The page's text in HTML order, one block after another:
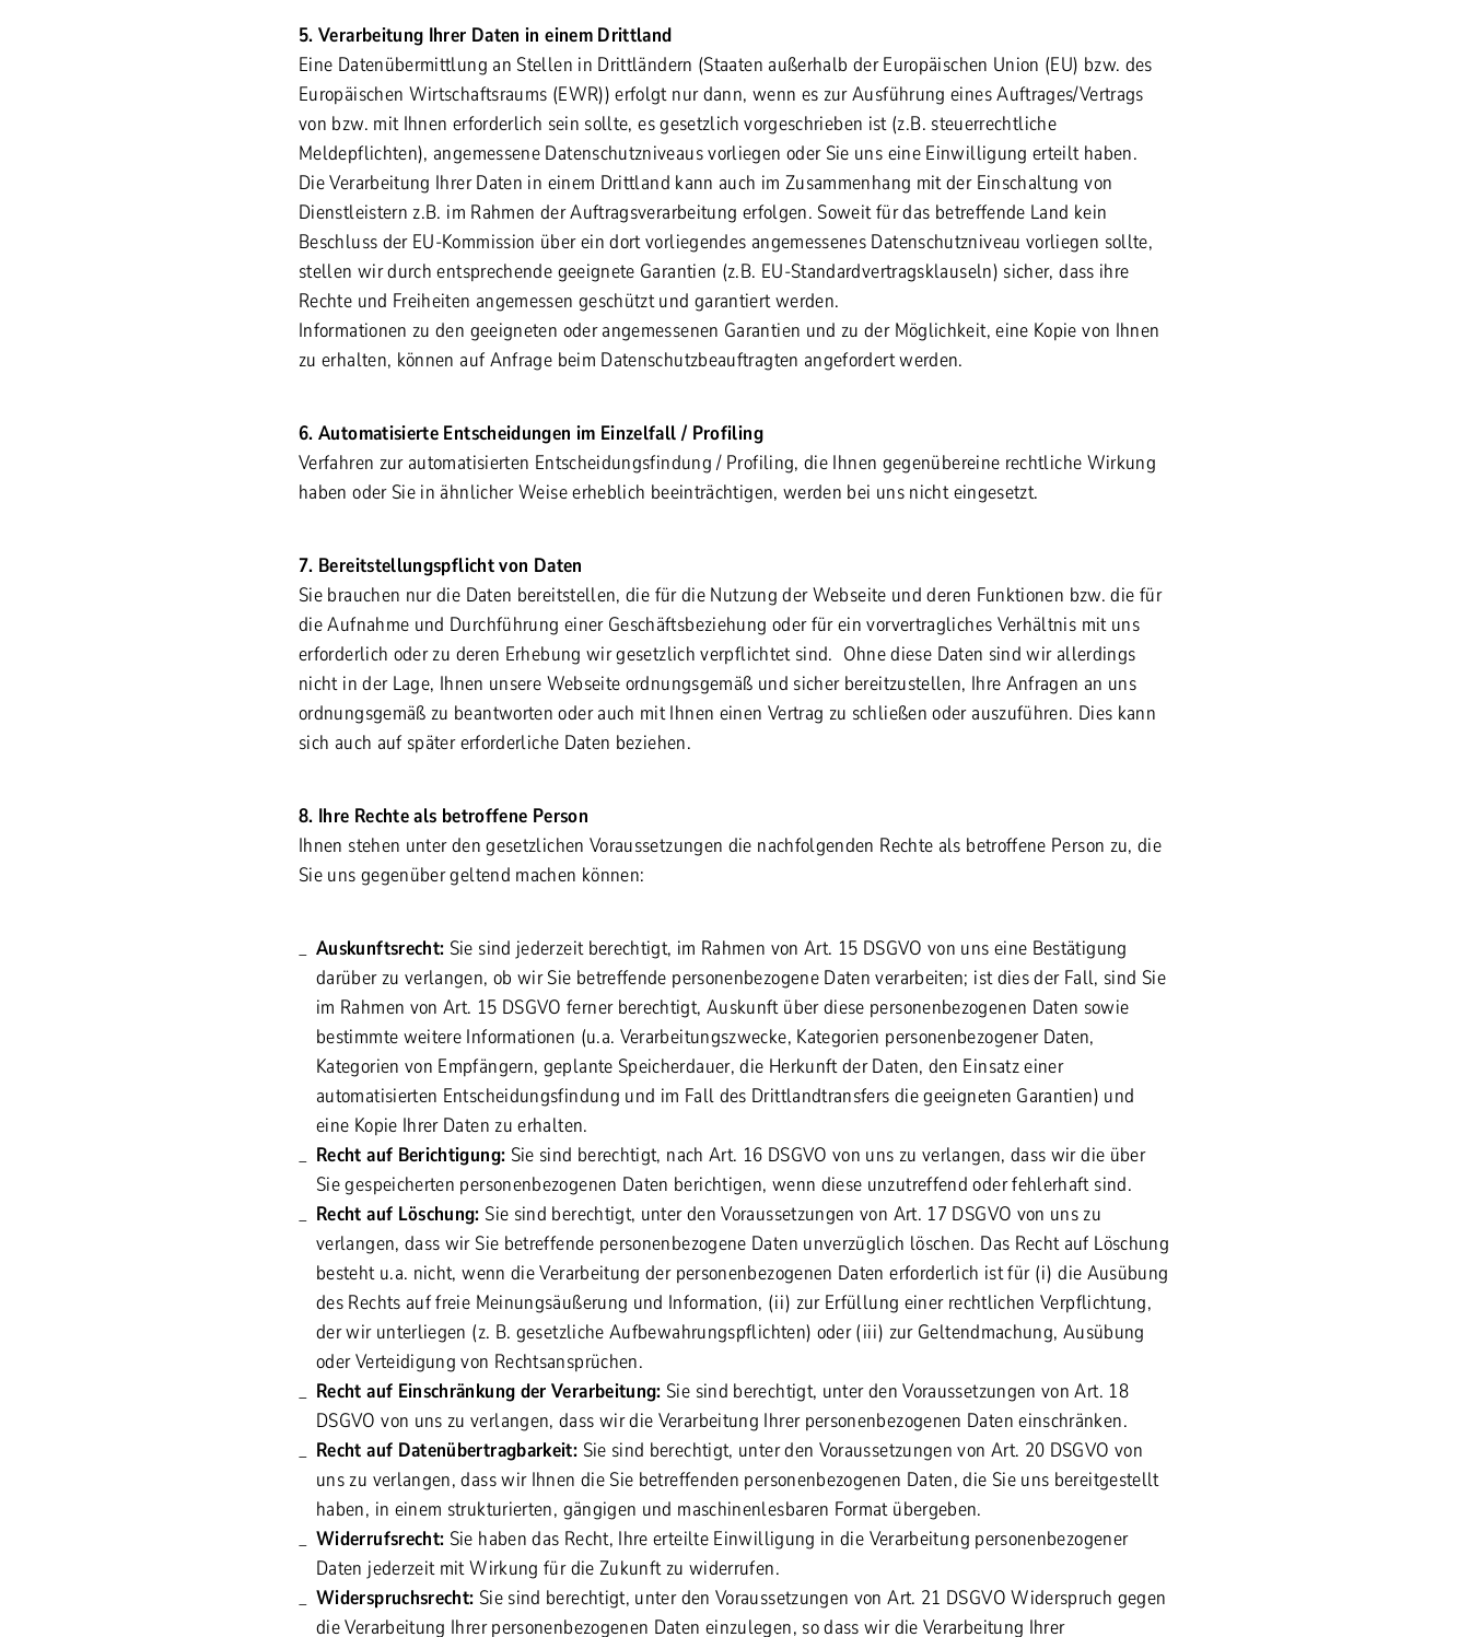
5. Verarbeitung Ihrer Daten in einem Drittland
Eine Datenübermittlung an Stellen in Drittländern (Staaten außerhalb der Europäischen Union (EU) bzw. des
Europäischen Wirtschaftsraums (EWR)) erfolgt nur dann, wenn es zur Ausführung eines Auftrages/Vertrags
von bzw. mit Ihnen erforderlich sein sollte, es gesetzlich vorgeschrieben ist (z.B. steuerrechtliche
Meldepflichten), angemessene Datenschutzniveaus vorliegen oder Sie uns eine Einwilligung erteilt haben.
Die Verarbeitung Ihrer Daten in einem Drittland kann auch im Zusammenhang mit der Einschaltung von
Dienstleistern z.B. im Rahmen der Auftragsverarbeitung erfolgen. Soweit für das betreffende Land kein
Beschluss der EU-Kommission über ein dort vorliegendes angemessenes Datenschutzniveau vorliegen sollte,
stellen wir durch entsprechende geeignete Garantien (z.B. EU-Standardvertragsklauseln) sicher, dass ihre
Rechte und Freiheiten angemessen geschützt und garantiert werden.
Informationen zu den geeigneten oder angemessenen Garantien und zu der Möglichkeit, eine Kopie von Ihnen
zu erhalten, können auf Anfrage beim Datenschutzbeauftragten angefordert werden.
6. Automatisierte Entscheidungen im Einzelfall / Profiling
Verfahren zur automatisierten Entscheidungsfindung / Profiling, die Ihnen gegenübereine rechtliche Wirkung
haben oder Sie in ähnlicher Weise erheblich beeinträchtigen, werden bei uns nicht eingesetzt.
7. Bereitstellungspflicht von Daten
Sie brauchen nur die Daten bereitstellen, die für die Nutzung der Webseite und deren Funktionen bzw. die für
die Aufnahme und Durchführung einer Geschäftsbeziehung oder für ein vorvertragliches Verhältnis mit uns
erforderlich oder zu deren Erhebung wir gesetzlich verpflichtet sind. Ohne diese Daten sind wir allerdings
nicht in der Lage, Ihnen unsere Webseite ordnungsgemäß und sicher bereitzustellen, Ihre Anfragen an uns
ordnungsgemäß zu beantworten oder auch mit Ihnen einen Vertrag zu schließen oder auszuführen. Dies kann
sich auch auf später erforderliche Daten beziehen.
8. Ihre Rechte als betroffene Person
Ihnen stehen unter den gesetzlichen Voraussetzungen die nachfolgenden Rechte als betroffene Person zu, die
Sie uns gegenüber geltend machen können:
Auskunftsrecht: Sie sind jederzeit berechtigt, im Rahmen von Art. 15 DSGVO von uns eine Bestätigung
darüber zu verlangen, ob wir Sie betreffende personenbezogene Daten verarbeiten; ist dies der Fall, sind Sie
im Rahmen von Art. 15 DSGVO ferner berechtigt, Auskunft über diese personenbezogenen Daten sowie
bestimmte weitere Informationen (u.a. Verarbeitungszwecke, Kategorien personenbezogener Daten,
Kategorien von Empfängern, geplante Speicherdauer, die Herkunft der Daten, den Einsatz einer
automatisierten Entscheidungsfindung und im Fall des Drittlandtransfers die geeigneten Garantien) und
eine Kopie Ihrer Daten zu erhalten.
Recht auf Berichtigung: Sie sind berechtigt, nach Art. 16 DSGVO von uns zu verlangen, dass wir die über
Sie gespeicherten personenbezogenen Daten berichtigen, wenn diese unzutreffend oder fehlerhaft sind.
Recht auf Löschung: Sie sind berechtigt, unter den Voraussetzungen von Art. 17 DSGVO von uns zu
verlangen, dass wir Sie betreffende personenbezogene Daten unverzüglich löschen. Das Recht auf Löschung
besteht u.a. nicht, wenn die Verarbeitung der personenbezogenen Daten erforderlich ist für (i) die Ausübung
des Rechts auf freie Meinungsäußerung und Information, (ii) zur Erfüllung einer rechtlichen Verpflichtung,
der wir unterliegen (z. B. gesetzliche Aufbewahrungspflichten) oder (iii) zur Geltendmachung, Ausübung
oder Verteidigung von Rechtsansprüchen.
Recht auf Einschränkung der Verarbeitung: Sie sind berechtigt, unter den Voraussetzungen von Art. 18
DSGVO von uns zu verlangen, dass wir die Verarbeitung Ihrer personenbezogenen Daten einschränken.
Recht auf Datenübertragbarkeit: Sie sind berechtigt, unter den Voraussetzungen von Art. 20 DSGVO von
uns zu verlangen, dass wir Ihnen die Sie betreffenden personenbezogenen Daten, die Sie uns bereitgestellt
haben, in einem strukturierten, gängigen und maschinenlesbaren Format übergeben.
Widerrufsrecht: Sie haben das Recht, Ihre erteilte Einwilligung in die Verarbeitung personenbezogener
Daten jederzeit mit Wirkung für die Zukunft zu widerrufen.
Widerspruchsrecht: Sie sind berechtigt, unter den Voraussetzungen von Art. 21 DSGVO Widerspruch gegen
die Verarbeitung Ihrer personenbezogenen Daten einzulegen, so dass wir die Verarbeitung Ihrer